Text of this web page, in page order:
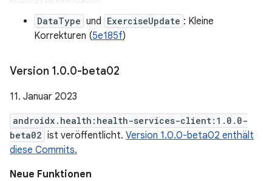
DataType und ExerciseUpdate : Kleine
Korrekturen (5e185f)
Version 1.0.0-beta02
11. Januar 2023
androidx.health:health-services-client:1.0.0-
beta02 ist veröffentlicht. Version 1.0.0-beta02 enthält
diese Commits.
Neue Funktionen